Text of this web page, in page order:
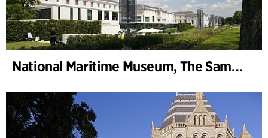
National Maritime Museum, The Sammy Ofer Wing